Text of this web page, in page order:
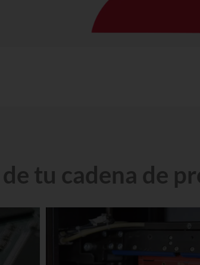
tu cadena de